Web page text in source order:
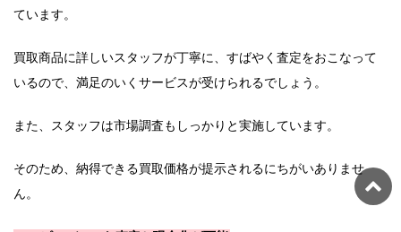
ています。
買取商品に詳しいスタッフが丁寧に、すばやく査定をおこなって
いるので、満足のいくサービスが受けられるでしょう。
また、スタッフは市場調査もしっかりと実施しています。
そのため、納得できる買取価格が提示されるにちがいありませ
ん。